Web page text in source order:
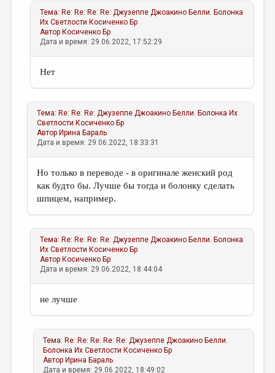
Тема: Re: Re: Re: Re: Джузеппе Джоакино Белли. Болонка
Их Светлости Косиченко Бр
Автор Косиченко Бр
Дата и время: 29.06.2022, 17:52:29
Нет
Тема: Re: Re: Re: Джузеппе Джоакино Белли. Болонка Их
Светлости Косиченко Бр
Автор Ирина Бараль
Дата и время: 29.06.2022, 18:33:31
Но только в переводе - в оригинале женский род
как будто бы. Лучше бы тогда и болонку сделать
шпицем, например.
Тема: Re: Re: Re: Re: Джузеппе Джоакино Белли. Болонка
Их Светлости Косиченко Бр
Автор Косиченко Бр
Дата и время: 29.06.2022, 18:44:04
не лучше
Тема: Re: Re: Re: Re: Re: Джузеппе Джоакино Белли.
Болонка Их Светлости Косиченко Бр
Автор Ирина Бараль
Дата и время: 29.06.2022, 18:49:02